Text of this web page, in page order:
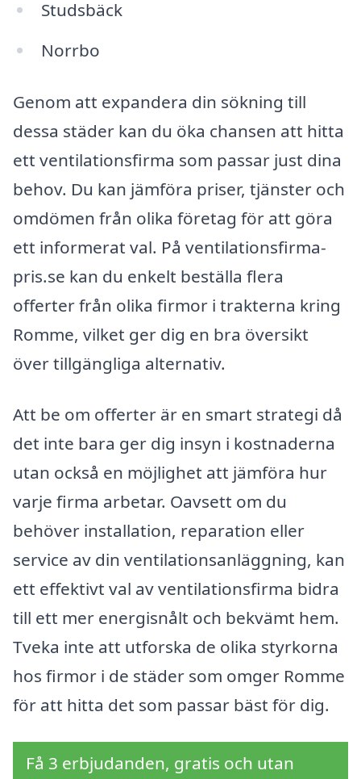
Studsbäck
Norrbo
Genom att expandera din sökning till
dessa städer kan du öka chansen att hitta
ett ventilationsfirma som passar just dina
behov. Du kan jämföra priser, tjänster och
omdömen från olika företag för att göra
ett informerat val. På ventilationsfirma-
pris.se kan du enkelt beställa flera
offerter från olika firmor i trakterna kring
Romme, vilket ger dig en bra översikt
över tillgängliga alternativ.
Att be om offerter är en smart strategi då
det inte bara ger dig insyn i kostnaderna
utan också en möjlighet att jämföra hur
varje firma arbetar. Oavsett om du
behöver installation, reparation eller
service av din ventilationsanläggning, kan
ett effektivt val av ventilationsfirma bidra
till ett mer energisnålt och bekvämt hem.
Tveka inte att utforska de olika styrkorna
hos firmor i de städer som omger Romme
för att hitta det som passar bäst för dig.
Få 3 erbjudanden, gratis och utan